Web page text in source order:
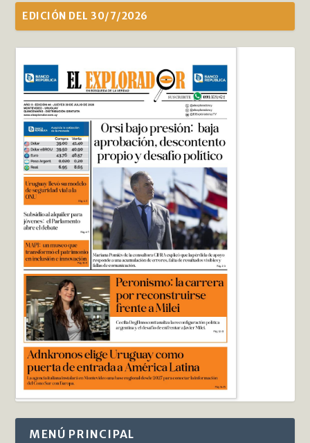
EDICIÓN DEL 30/7/2026
MENÚ PRINCIPAL